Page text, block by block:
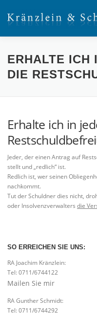
zum
Inhalt
SERVICE ÜBER
ERHALTE ICH
DIE
Erhalte ich in
Jeder, der einen Antrag auf
stellt und „redlich“ ist.
Redlich ist, wer seinen
nachkommt.
Tut der Schuldner dies nicht,
oder Insolvenzverwalters die
SO ERREICHEN SIE UNS:
RA Joachim Kränzlein:
Tel: 0711/6744122
Mailen Sie mir
RA Gunther Schmidt:
Tel: 0711/6744292